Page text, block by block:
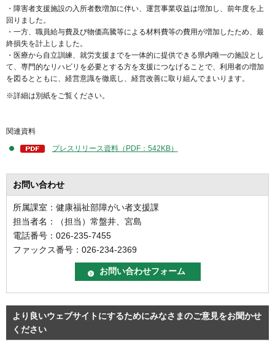
・障害者支援施設の入所者数増加に伴い、運営事業収益は増加し、前年度を上
回りました。
・一方、職員給与費及び物価高騰等による材料費等の費用が増加したため、最
終損失を計上しました。
・医療から自立訓練、就労支援までを一体的に提供できる県内唯一の施設とし
て、専門的なリハビリを必要とする方を支援につなげることで、利用者の増加
を図るとともに、経営意識を徹底し、経営改善に取り組んでまいります。
※詳細は別紙をご覧ください。
関連資料
プレスリリース資料（PDF：542KB）
お問い合わせ
所属課室：健康福祉部障がい者支援課
担当者名：（担当）常盤井、宮島
電話番号：026-235-7455
ファックス番号：026-234-2369
より良いウェブサイトにするためにみなさまのご意見をお聞かせ
ください